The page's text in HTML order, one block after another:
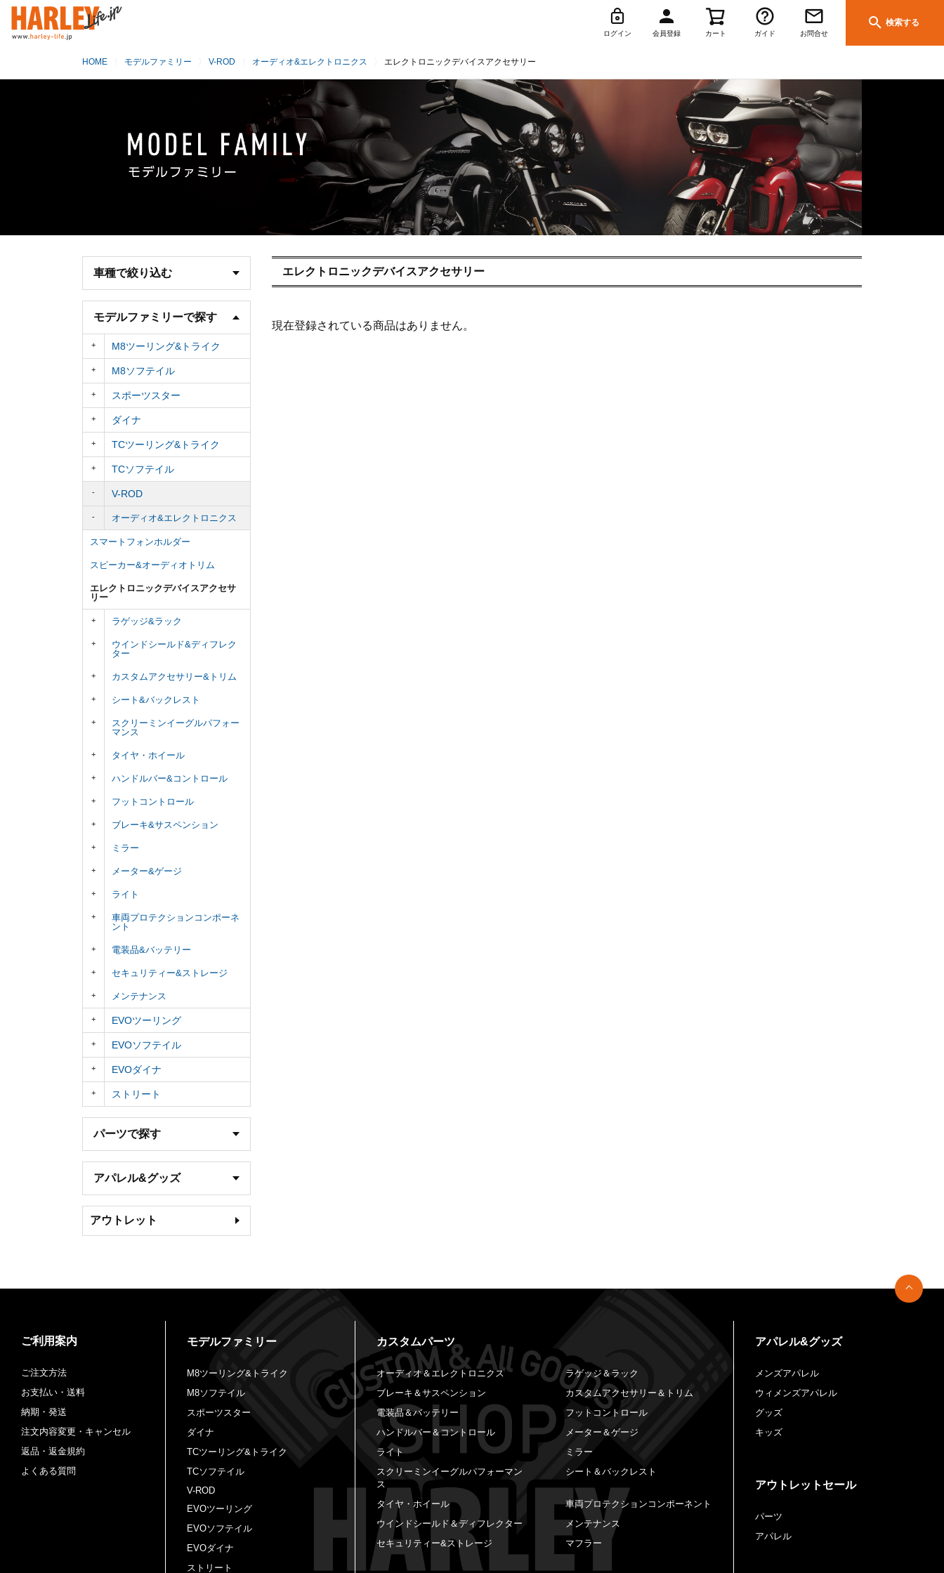
ログイン 会員登録 カート ガイド お問合せ
検索する
HOME モデルファミリー V-ROD オーディオ&エレクトロニクス エレクトロニックデバイスアクセサリー
エレクトロニックデバイスアクセサリー
現在登録されている商品はありません。
車種で絞り込む
モデルファミリーで探す
M8ツーリング&トライク
M8ソフテイル
スポーツスター
ダイナ
TCツーリング&トライク
TCソフテイル
V-ROD
オーディオ&エレクトロニクス
スマートフォンホルダー
スピーカー&オーディオトリム
エレクトロニックデバイスアクセサ
リー
ラゲッジ&ラック
ウインドシールド&ディフレク
ター
カスタムアクセサリー&トリム
シート&バックレスト
スクリーミンイーグルパフォー
マンス
タイヤ・ホイール
ハンドルバー&コントロール
フットコントロール
ブレーキ&サスペンション
ミラー
メーター&ゲージ
ライト
車両プロテクションコンポーネ
ント
電装品&バッテリー
セキュリティー&ストレージ
メンテナンス
EVOツーリング
EVOソフテイル
EVOダイナ
ストリート
パーツで探す
アパレル&グッズ
アウトレット
ご利用案内
ご注文方法
お支払い・送料
納期・発送
注文内容変更・キャンセル
返品・返金規約
よくある質問
モデルファミリー
M8ツーリング&トライク
M8ソフテイル
スポーツスター
ダイナ
TCツーリング&トライク
TCソフテイル
V-ROD
EVOツーリング
EVOソフテイル
EVOダイナ
ストリート
カスタムパーツ
オーディオ＆エレクトロニクス
ラゲッジ＆ラック
ブレーキ＆サスペンション
カスタムアクセサリー＆トリム
電装品＆バッテリー
フットコントロール
ハンドルバー＆コントロール
メーター＆ゲージ
ライト
ミラー
スクリーミンイーグルパフォーマン
ス
シート＆バックレスト
タイヤ・ホイール
車両プロテクションコンポーネント
ウインドシールド＆ディフレクター
メンテナンス
セキュリティー&ストレージ
マフラー
アパレル&グッズ
メンズアパレル
ウィメンズアパレル
グッズ
キッズ
アウトレットセール
パーツ
アパレル